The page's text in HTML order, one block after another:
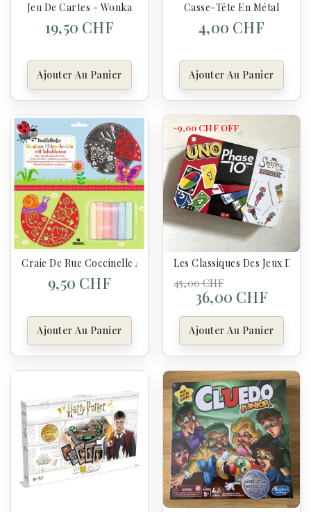
Jeu De Cartes - Wonka
19,50 CHF
Ajouter Au Panier
Casse-Tête En Métal
4,00 CHF
Ajouter Au Panier
Craie De Rue Coccinelle Avec Pochoirs
9,50 CHF
Ajouter Au Panier
Les Classiques Des Jeux De
45,00 CHF
-9,00 CHF OFF
36,00 CHF
Ajouter Au Panier